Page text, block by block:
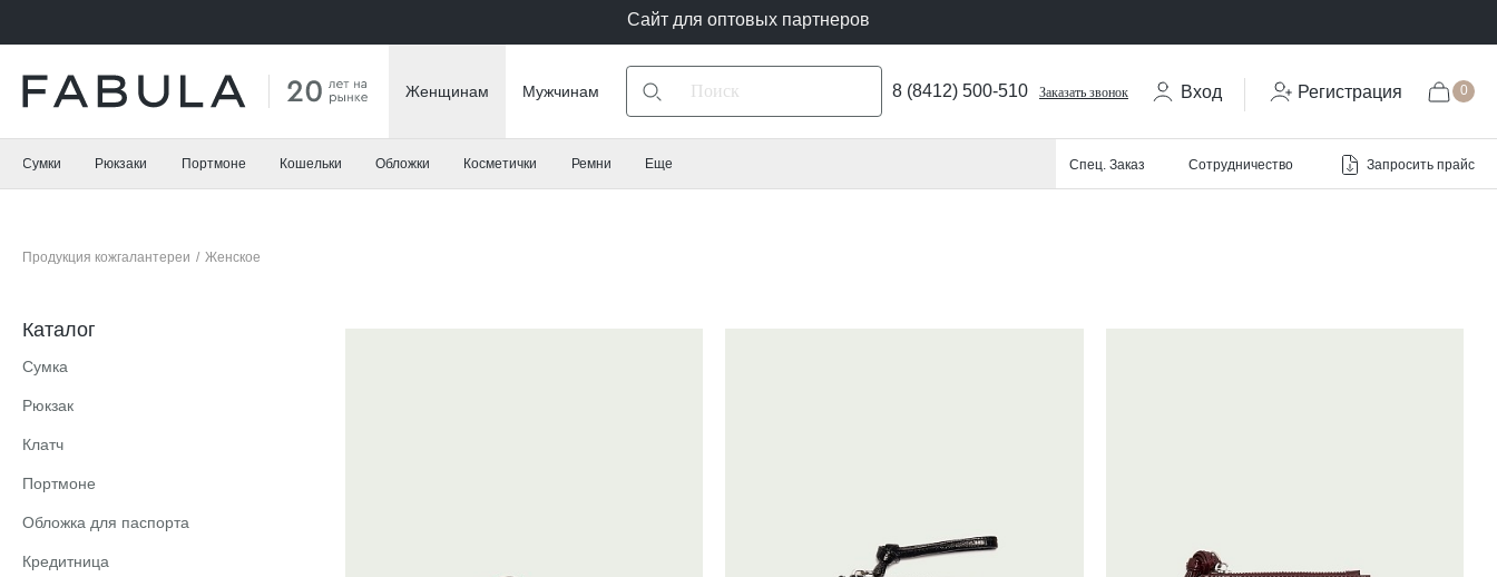
Сайт для оптовых партнеров
Женщинам Мужчинам 8 (8412) 500-510 Заказать звонок Вход Регистрация 0
Сумки Рюкзаки Портмоне Кошельки Обложки Косметички Ремни Еще Спец. Заказ Сотрудничество Запросить прайс
Продукция кожгалантереи / Женское
Каталог
Сумка
Рюкзак
Клатч
Портмоне
Обложка для паспорта
Кредитница